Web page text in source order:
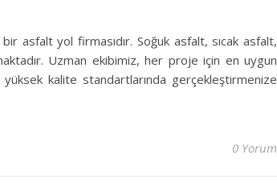
asfalt yol firmasıdır. Soğuk asfalt, sıcak asfalt,
Uzman ekibimiz, her proje için en uygun
kalite standartlarında gerçekleştirmenize
0 Yorum